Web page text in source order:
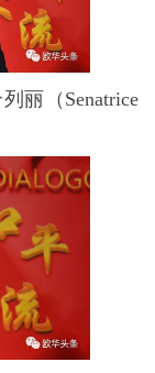
（Senatrice